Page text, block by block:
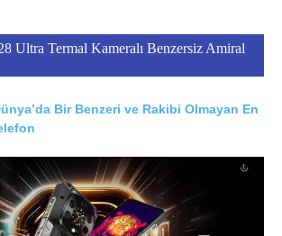
Ultra Termal Kameralı Benzersiz Amiral
Bir Benzeri ve Rakibi Olmayan En